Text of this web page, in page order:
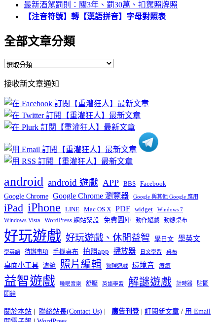
最新酒駕罰則：關3年、罰30萬、扣駕照牌照
【注音符號】轉【漢語拼音】字母對照表
全部文章分類
全
文
章
分
類
接收新文章通知
android android 遊戲 APP BBS Facebook
Google Chrome Google Chrome 瀏覽器 Google 與其他 Google 應用
iPad iPhone LINE Mac OS X PDF widget Windows 7
Windows Vista WordPress 網站架設 免費圖庫 動作遊戲 動態桌布
好玩遊戲 好玩遊戲、休閒益智 學日文 學英文
學英語 待辦事項 手機桌布 拍照app 播放器 日文學習 桌布
桌面小工具 濾鏡 照片編輯 物理遊戲 環境音 療癒
益智遊戲 睡眠音樂 舒壓 英語學習 解謎遊戲 計時器
貼圖
鬧鐘
關於本站 聯絡站長(Contact Us) 廣告刊登| 訂閱新文章 / 用 Email